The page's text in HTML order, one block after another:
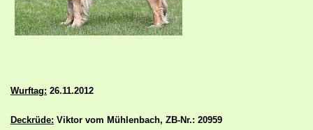
Wurftag: 26.11.2012
Deckrüde: Viktor vom Mühlenbach, ZB-Nr.: 20959